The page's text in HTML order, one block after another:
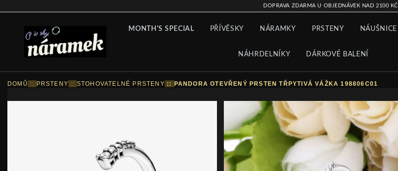
DOPRAVA ZDARMA U OBJEDNÁVEK NAD 2100 KČ
MONTH'S SPECIAL PŘÍVĚSKY NÁRAMKY PRSTENY NÁUŠNICE
NÁHRDELNÍKY DÁRKOVÉ BALENÍ
DOMŮ :: PRSTENY :: STOHOVATELNÉ PRSTENY :: PANDORA OTEVŘENÝ PRSTEN TŘPYTIVÁ VÁŽKA 198806C01